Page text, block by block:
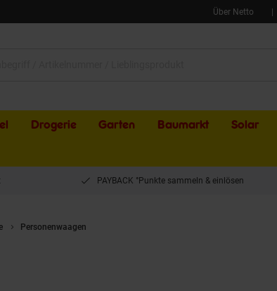
Über Netto
Drogerie Garten Baumarkt Solar
PAYBACK °Punkte sammeln & einlösen
Personenwaagen